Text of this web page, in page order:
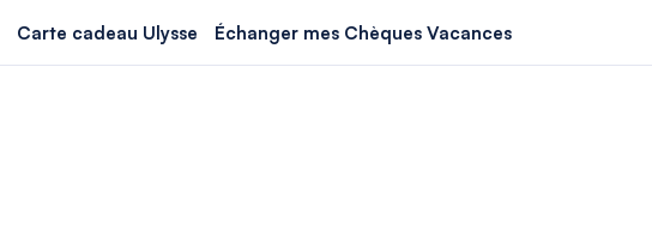
Carte cadeau Ulysse Échanger mes Chèques Vacances